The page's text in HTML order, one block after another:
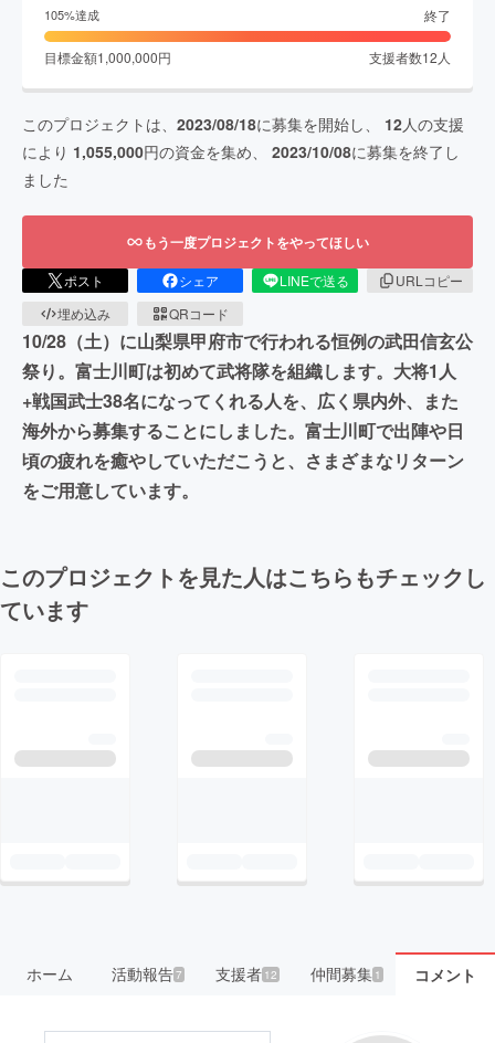
105%達成 終了
目標金額1,000,000円 支援者数12 人
このプロジェクトは、 2023/08/18に募集を開始し、 12人の支援
により 1,055,000円の資金を集め、 2023/10/08に募集を終了し
ました
もう一度プロジェクトをやってほしい
ポスト シェア LINEで送る
URLコピー
埋め込み
QRコード
10/28（土）に山梨県甲府市で行われる恒例の武田信玄公
祭り。富士川町は初めて武将隊を組織します。大将1人
+戦国武士38名になってくれる人を、広く県内外、また
海外から募集することにしました。富士川町で出陣や日
頃の疲れを癒やしていただこうと、さまざまなリターン
をご用意しています。
このプロジェクトを見た人はこちらもチェックし
ています
ホーム 活動報告7 支援者 12 仲間募集 1 コメント